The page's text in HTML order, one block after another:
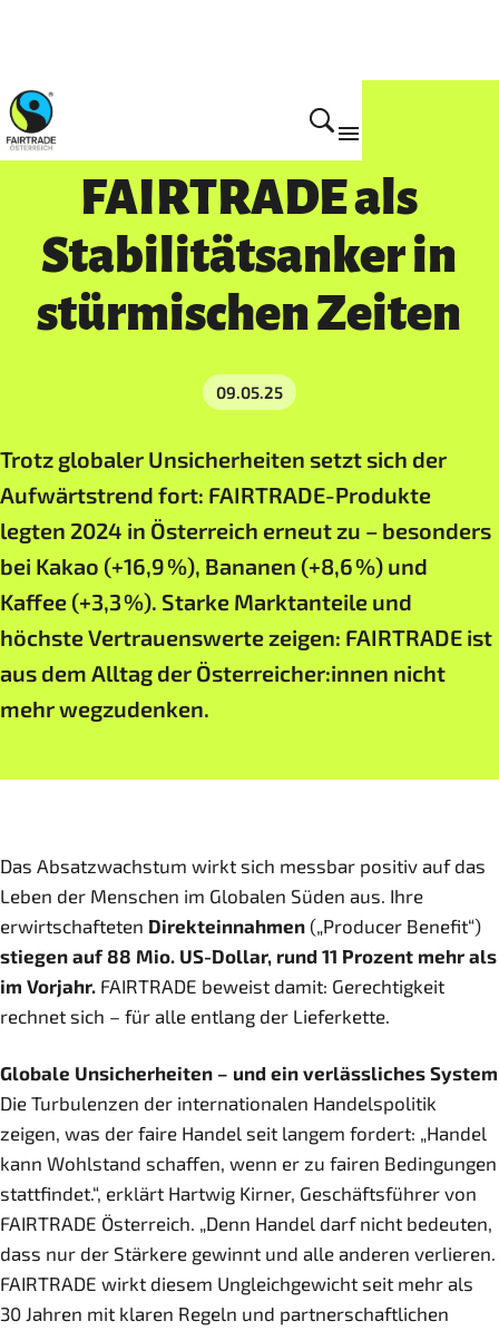
Presse
FAIRTRADE als
Stabilitätsanker in
stürmischen Zeiten
09.05.25
Trotz globaler Unsicherheiten setzt sich der
Aufwärtstrend fort: FAIRTRADE-Produkte
legten 2024 in Österreich erneut zu – besonders
bei Kakao (+16,9 %), Bananen (+8,6 %) und
Kaffee (+3,3 %). Starke Marktanteile und
höchste Vertrauenswerte zeigen: FAIRTRADE ist
aus dem Alltag der Österreicher:innen nicht
mehr wegzudenken.
Das Absatzwachstum wirkt sich messbar positiv auf das
Leben der Menschen im Globalen Süden aus. Ihre
erwirtschafteten Direkteinnahmen („Producer Benefit“)
stiegen auf 88 Mio. US-Dollar, rund 11 Prozent mehr als
im Vorjahr. FAIRTRADE beweist damit: Gerechtigkeit
rechnet sich – für alle entlang der Lieferkette.
Globale Unsicherheiten – und ein verlässliches System
Die Turbulenzen der internationalen Handelspolitik
zeigen, was der faire Handel seit langem fordert: „Handel
kann Wohlstand schaffen, wenn er zu fairen Bedingungen
stattfindet.“, erklärt Hartwig Kirner, Geschäftsführer von
FAIRTRADE Österreich. „Denn Handel darf nicht bedeuten,
dass nur der Stärkere gewinnt und alle anderen verlieren.
FAIRTRADE wirkt diesem Ungleichgewicht seit mehr als
30 Jahren mit klaren Regeln und partnerschaftlichen